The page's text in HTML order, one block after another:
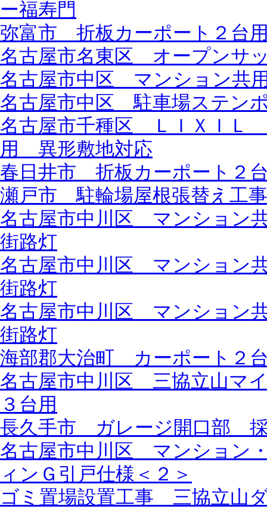
ー福寿門
弥富市 折板カーポート２
名古屋市名東区 オープンサ
名古屋市中区 マンション共
名古屋市中区 駐車場ステン
名古屋市千種区 ＬＩＸＩＬ
用 異形敷地対応
春日井市 折板カーポート２
瀬戸市 駐輪場屋根張替え工
名古屋市中川区 マンション
街路灯
名古屋市中川区 マンション
街路灯
名古屋市中川区 マンション
街路灯
海部郡大治町 カーポート２
名古屋市中川区 三協立山マ
３台用
長久手市 ガレージ開口部 採
名古屋市中川区 マンション
ィンＧ引戸仕様＜２＞
ゴミ置場設置工事 三協立山